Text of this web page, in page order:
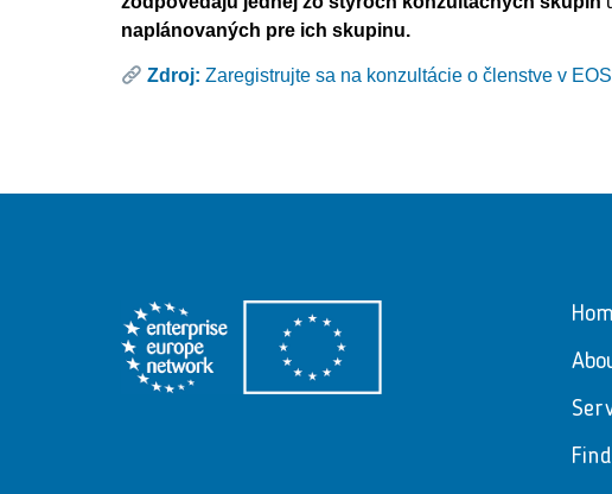
naplánovaných pre ich skupinu.
Zdroj: Zaregistrujte sa na konzultácie o členstve v